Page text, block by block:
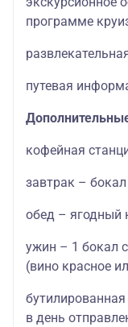
программе
путевая
кофейная
завтрак –
обед – ягодный
ужин – 1 бокал
(вино красное
в день